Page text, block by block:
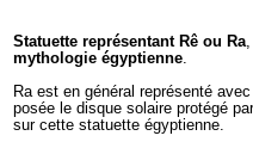
Statuette représentant Rê ou Ra
mythologie égyptienne.
Ra est en général représenté
posée le disque solaire protégé
sur cette statuette égyptienne.